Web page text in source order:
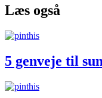
Læs også
5 genveje til